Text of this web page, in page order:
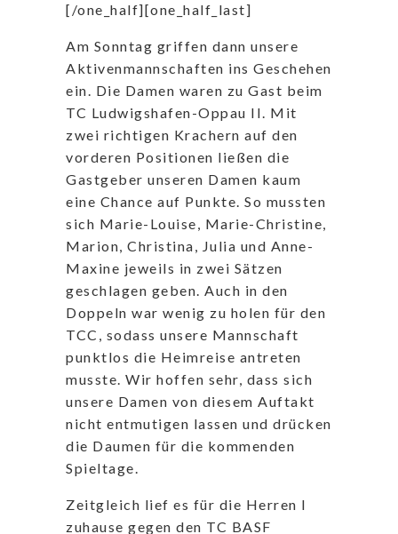
[/one_half][one_half_last]
Am Sonntag griffen dann unsere
Aktivenmannschaften ins Geschehen
ein. Die Damen waren zu Gast beim
TC Ludwigshafen-Oppau II. Mit
zwei richtigen Krachern auf den
vorderen Positionen ließen die
Gastgeber unseren Damen kaum
eine Chance auf Punkte. So mussten
sich Marie-Louise, Marie-Christine,
Marion, Christina, Julia und Anne-
Maxine jeweils in zwei Sätzen
geschlagen geben. Auch in den
Doppeln war wenig zu holen für den
TCC, sodass unsere Mannschaft
punktlos die Heimreise antreten
musste. Wir hoffen sehr, dass sich
unsere Damen von diesem Auftakt
nicht entmutigen lassen und drücken
die Daumen für die kommenden
Spieltage.
Zeitgleich lief es für die Herren I
zuhause gegen den TC BASF